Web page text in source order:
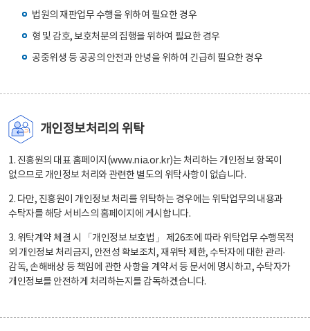
법원의 재판업무 수행을 위하여 필요한 경우
형 및 감호, 보호처분의 집행을 위하여 필요한 경우
공중위생 등 공공의 안전과 안녕을 위하여 긴급히 필요한 경우
개인정보처리의 위탁
1. 진흥원의 대표 홈페이지(www.nia.or.kr)는 처리하는 개인정보 항목이
없으므로 개인정보 처리와 관련한 별도의 위탁사항이 없습니다.
2. 다만, 진흥원이 개인정보 처리를 위탁하는 경우에는 위탁업무의 내용과
수탁자를 해당 서비스의 홈페이지에 게시합니다.
3. 위탁계약 체결 시 「개인정보 보호법」 제26조에 따라 위탁업무 수행목적
외 개인정보 처리금지, 안전성 확보조치, 재위탁 제한, 수탁자에 대한 관리·
감독, 손해배상 등 책임에 관한 사항을 계약서 등 문서에 명시하고, 수탁자가
개인정보를 안전하게 처리하는지를 감독하겠습니다.